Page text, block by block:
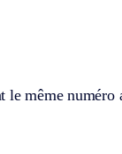
même